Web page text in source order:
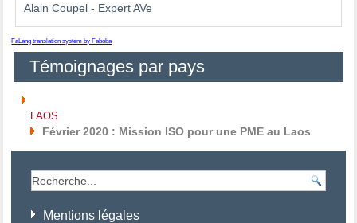
Alain Coupel - Expert AVe
FaLang translation system by Faboba
Témoignages par pays
LAOS
Février 2020 : Mission ISO pour une PME au Laos
Mentions légales